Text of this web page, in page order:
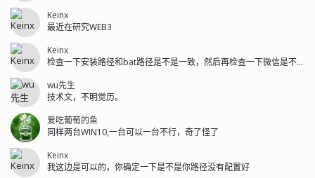
Keinx
最近在研究WEB3
Keinx
检查一下安装路径和bat路径是不是一致，然后再检查一下微信是不是安装在C盘...
wu先生
技术文，不明觉历。
爱吃葡萄的鱼
同样两台WIN10,一台可以一台不行，奇了怪了
Keinx
我这边是可以的，你确定一下是不是你路径没有配置好